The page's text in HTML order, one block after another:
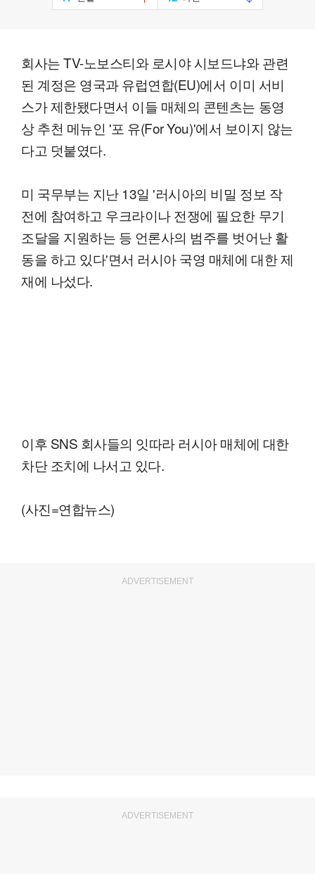
회사는 TV-노보스티와 로시야 시보드냐와 관련
된 계정은 영국과 유럽연합(EU)에서 이미 서비
스가 제한됐다면서 이들 매체의 콘텐츠는 동영
상 추천 메뉴인 '포 유(For You)'에서 보이지 않는
다고 덧붙였다.
미 국무부는 지난 13일 '러시아의 비밀 정보 작
전에 참여하고 우크라이나 전쟁에 필요한 무기
조달을 지원하는 등 언론사의 범주를 벗어난 활
동을 하고 있다'면서 러시아 국영 매체에 대한 제
재에 나섰다.
이후 SNS 회사들의 잇따라 러시아 매체에 대한
차단 조치에 나서고 있다.
(사진=연합뉴스)
ADVERTISEMENT
ADVERTISEMENT